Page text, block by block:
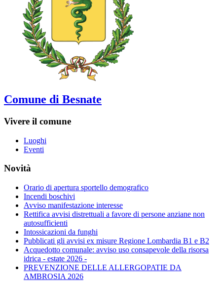
Comune di Besnate
Vivere il comune
Luoghi
Eventi
Novità
Orario di apertura sportello demografico
Incendi boschivi
Avviso manifestazione interesse
Rettifica avvisi distrettuali a favore di persone anziane non
autosufficienti
Intossicazioni da funghi
Pubblicati gli avvisi ex misure Regione Lombardia B1 e B2
Acquedotto comunale: avviso uso consapevole della risorsa
idrica - estate 2026 -
PREVENZIONE DELLE ALLERGOPATIE DA
AMBROSIA 2026